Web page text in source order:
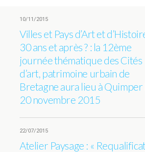
10/11/2015
Villes et Pays d’Art et
30 ans et après ? : la 12ème
journée thématique des Cités
d’art, patrimoine urbain de
Bretagne aura lieu à Quimper
20 novembre 2015
22/07/2015
Atelier Paysage : «